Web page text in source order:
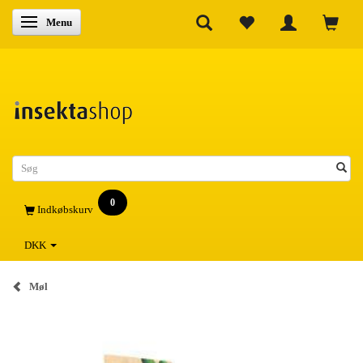
Skifte navigation
Menu
Indkøbskurv
0
DKK
Møl